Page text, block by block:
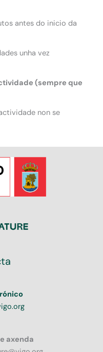
antes do inicio da
unha vez
(sempre que
non se
axenda